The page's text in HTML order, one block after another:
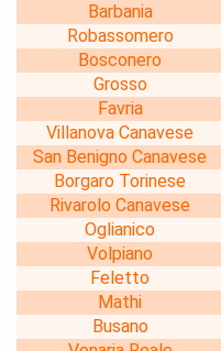
Barbania
Robassomero
Bosconero
Grosso
Favria
Villanova Canavese
San Benigno Canavese
Borgaro Torinese
Rivarolo Canavese
Oglianico
Volpiano
Feletto
Mathi
Busano